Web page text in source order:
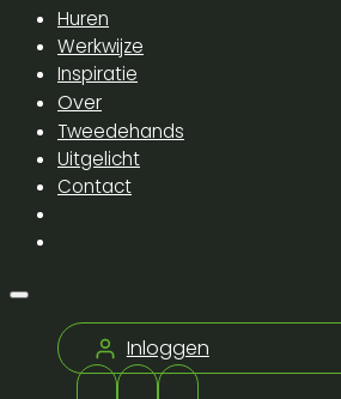
Huren
Werkwijze
Inspiratie
Over
Tweedehands
Uitgelicht
Contact
Inloggen